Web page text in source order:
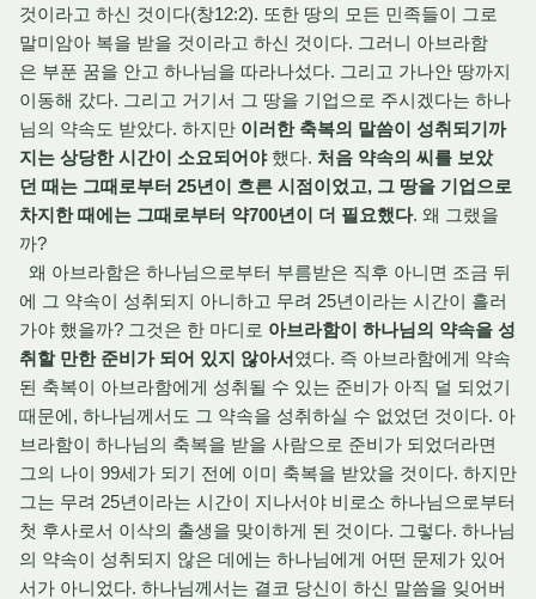
것이라고 하신 것이다(창12:2). 또한 땅의 모든 민족들이 그로
말미암아 복을 받을 것이라고 하신 것이다. 그러니 아브라함
은 부푼 꿈을 안고 하나님을 따라나섰다. 그리고 가나안 땅까지
이동해 갔다. 그리고 거기서 그 땅을 기업으로 주시겠다는 하나
님의 약속도 받았다. 하지만 이러한 축복의 말씀이 성취되기까
지는 상당한 시간이 소요되어야했다. 처음 약속의 씨를 보았
던 때는 그때로부터 25년이 흐른 시점이었고, 그 땅을 기업으로
차지한 때에는 그때로부터 약700년이 더 필요했다. 왜 그랬을
까?
왜 아브라함은 하나님으로부터 부름받은 직후 아니면 조금 뒤
에 그 약속이 성취되지 아니하고 무려 25년이라는 시간이 흘러
가야 했을까? 그것은 한 마디로 아브라함이 하나님의 약속을 성
취할 만한 준비가 되어 있지 않아서였다. 즉 아브라함에게 약속
된 축복이 아브라함에게 성취될 수 있는 준비가 아직 덜 되었기
때문에, 하나님께서도 그 약속을 성취하실 수 없었던 것이다. 아
브라함이 하나님의 축복을 받을 사람으로 준비가 되었더라면
그의 나이 99세가 되기 전에 이미 축복을 받았을 것이다. 하지만
그는 무려 25년이라는 시간이 지나서야 비로소 하나님으로부터
첫 후사로서 이삭의 출생을 맞이하게 된 것이다. 그렇다. 하나님
의 약속이 성취되지 않은 데에는 하나님에게 어떤 문제가 있어
서가 아니었다. 하나님께서는 결코 당신이 하신 말씀을 잊어버